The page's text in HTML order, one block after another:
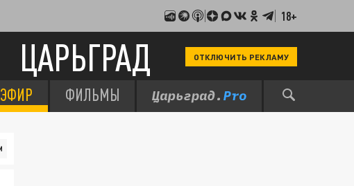
18+
ЦАРЬГРАД ОТКЛЮЧИТЬ РЕКЛАМУ
ЭФИР ФИЛЬМЫ